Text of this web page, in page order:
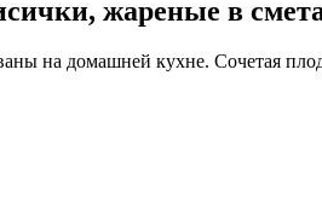
жареные в
на домашней кухне. Сочетая